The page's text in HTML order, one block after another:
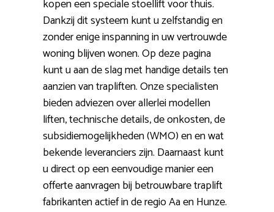
kopen een speciale stoellift voor thuis.
Dankzij dit systeem kunt u zelfstandig en
zonder enige inspanning in uw vertrouwde
woning blijven wonen. Op deze pagina
kunt u aan de slag met handige details ten
aanzien van trapliften. Onze specialisten
bieden adviezen over allerlei modellen
liften, technische details, de onkosten, de
subsidiemogelijkheden (WMO) en en wat
bekende leveranciers zijn. Daarnaast kunt
u direct op een eenvoudige manier een
offerte aanvragen bij betrouwbare traplift
fabrikanten actief in de regio Aa en Hunze.